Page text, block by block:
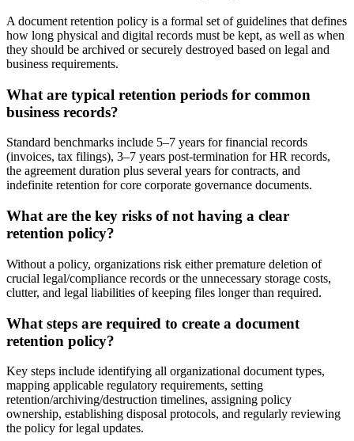
A document retention policy is a formal set of guidelines that defines
how long physical and digital records must be kept, as well as when
they should be archived or securely destroyed based on legal and
business requirements.
What are typical retention periods for common
business records?
Standard benchmarks include 5–7 years for financial records
(invoices, tax filings), 3–7 years post-termination for HR records,
the agreement duration plus several years for contracts, and
indefinite retention for core corporate governance documents.
What are the key risks of not having a clear
retention policy?
Without a policy, organizations risk either premature deletion of
crucial legal/compliance records or the unnecessary storage costs,
clutter, and legal liabilities of keeping files longer than required.
What steps are required to create a document
retention policy?
Key steps include identifying all organizational document types,
mapping applicable regulatory requirements, setting
retention/archiving/destruction timelines, assigning policy
ownership, establishing disposal protocols, and regularly reviewing
the policy for legal updates.